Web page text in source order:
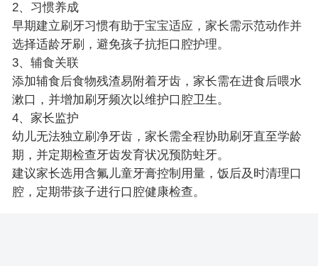
2、习惯养成
早期建立刷牙习惯有助于宝宝适应，家长需示范动作并
选择适龄牙刷，避免孩子抗拒口腔护理。
3、辅食关联
添加辅食后食物残渣易附着牙齿，家长需在进食后喂水
漱口，并增加刷牙频次以维护口腔卫生。
4、家长监护
幼儿无法独立刷净牙齿，家长需全程协助刷牙直至学龄
期，并定期检查牙齿发育状况预防蛀牙。
建议家长选用含氟儿童牙膏控制用量，饭后及时清理口
腔，定期带孩子进行口腔健康检查。